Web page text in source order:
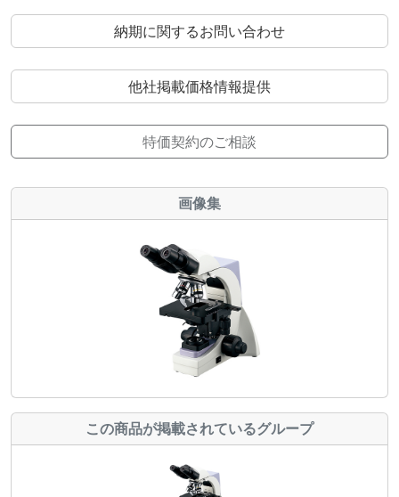
納期に関するお問い合わせ
他社掲載価格情報提供
特価契約のご相談
画像集
この商品が掲載されているグループ